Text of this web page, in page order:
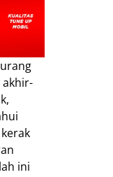
akhir-
ini